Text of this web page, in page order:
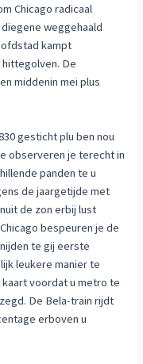
Chicago radicaal
weggehaald
kampt
De
middenin mei plus
gesticht plu ben nou
observeren je terecht in
panden te u
de jaargetijde met
de zon erbij lust
bespeuren je de
te gij eerste
leukere manier te
voordat u metro te
De Bela-train rijdt
erboven u